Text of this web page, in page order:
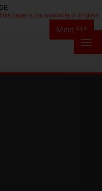
DE
page is not available in English
Mein FM